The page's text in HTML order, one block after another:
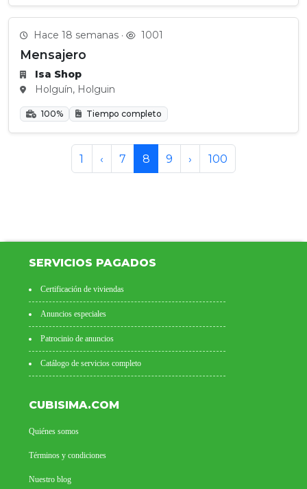
Hace 18 semanas · 1001
Mensajero
Isa Shop
Holguín, Holguin
100% Tiempo completo
1 ‹ 7 8 9 › 100
SERVICIOS PAGADOS
Certificación de viviendas
Anuncios especiales
Patrocinio de anuncios
Catálogo de servicios completo
CUBISIMA.COM
Quiénes somos
Términos y condiciones
Nuestro blog